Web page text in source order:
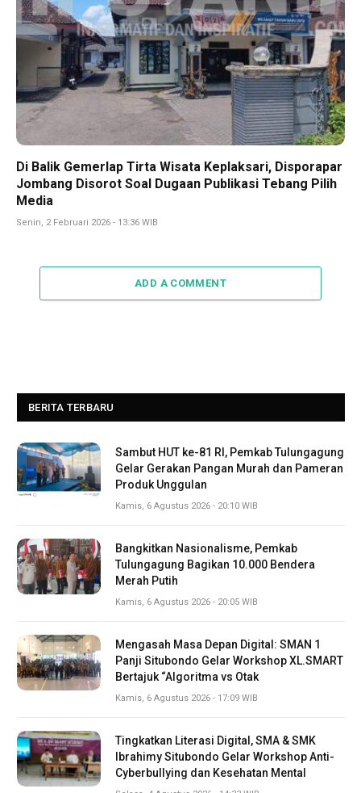
Di Balik Gemerlap Tirta Wisata Keplaksari, Disporapar
Jombang Disorot Soal Dugaan Publikasi Tebang Pilih
Media
Senin, 2 Februari 2026 - 13:36 WIB
ADD A COMMENT
BERITA TERBARU
Sambut HUT ke-81 RI, Pemkab Tulungagung
Gelar Gerakan Pangan Murah dan Pameran
Produk Unggulan
Kamis, 6 Agustus 2026 - 20:10 WIB
Bangkitkan Nasionalisme, Pemkab
Tulungagung Bagikan 10.000 Bendera
Merah Putih
Kamis, 6 Agustus 2026 - 20:05 WIB
Mengasah Masa Depan Digital: SMAN 1
Panji Situbondo Gelar Workshop XL.SMART
Bertajuk “Algoritma vs Otak
Kamis, 6 Agustus 2026 - 17:09 WIB
Tingkatkan Literasi Digital, SMA & SMK
Ibrahimy Situbondo Gelar Workshop Anti-
Cyberbullying dan Kesehatan Mental